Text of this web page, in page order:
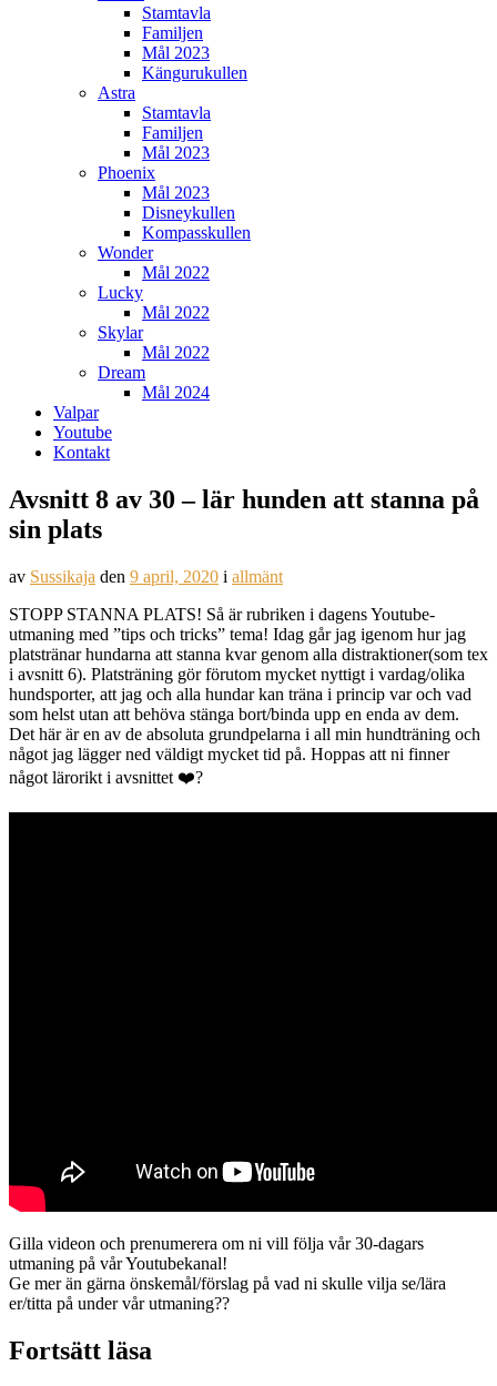
Stamtavla
Familjen
Mål 2023
Kängurukullen
Astra
Stamtavla
Familjen
Mål 2023
Phoenix
Mål 2023
Disneykullen
Kompasskullen
Wonder
Mål 2022
Lucky
Mål 2022
Skylar
Mål 2022
Dream
Mål 2024
Valpar
Youtube
Kontakt
Avsnitt 8 av 30 – lär hunden att stanna på
sin plats
av Sussikaja den 9 april, 2020 i allmänt
STOPP STANNA PLATS! Så är rubriken i dagens Youtube-
utmaning med ”tips och tricks” tema! Idag går jag igenom hur jag
platstränar hundarna att stanna kvar genom alla distraktioner(som tex
i avsnitt 6). Platsträning gör förutom mycket nyttigt i vardag/olika
hundsporter, att jag och alla hundar kan träna i princip var och vad
som helst utan att behöva stänga bort/binda upp en enda av dem.
Det här är en av de absoluta grundpelarna i all min hundträning och
något jag lägger ned väldigt mycket tid på. Hoppas att ni finner
något lärorikt i avsnittet ❤️?
Gilla videon och prenumerera om ni vill följa vår 30-dagars
utmaning på vår Youtubekanal!
Ge mer än gärna önskemål/förslag på vad ni skulle vilja se/lära
er/titta på under vår utmaning??
Fortsätt läsa